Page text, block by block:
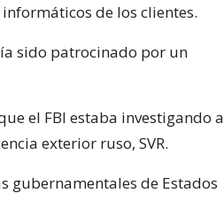
de los clientes.
sido patrocinado por un
el FBI estaba investigando a
exterior ruso, SVR.
gubernamentales de Estados